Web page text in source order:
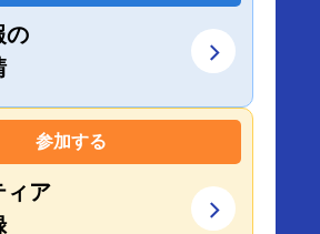
の
参加する
ィア